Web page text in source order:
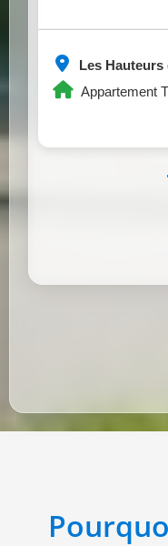
Les
Appartement